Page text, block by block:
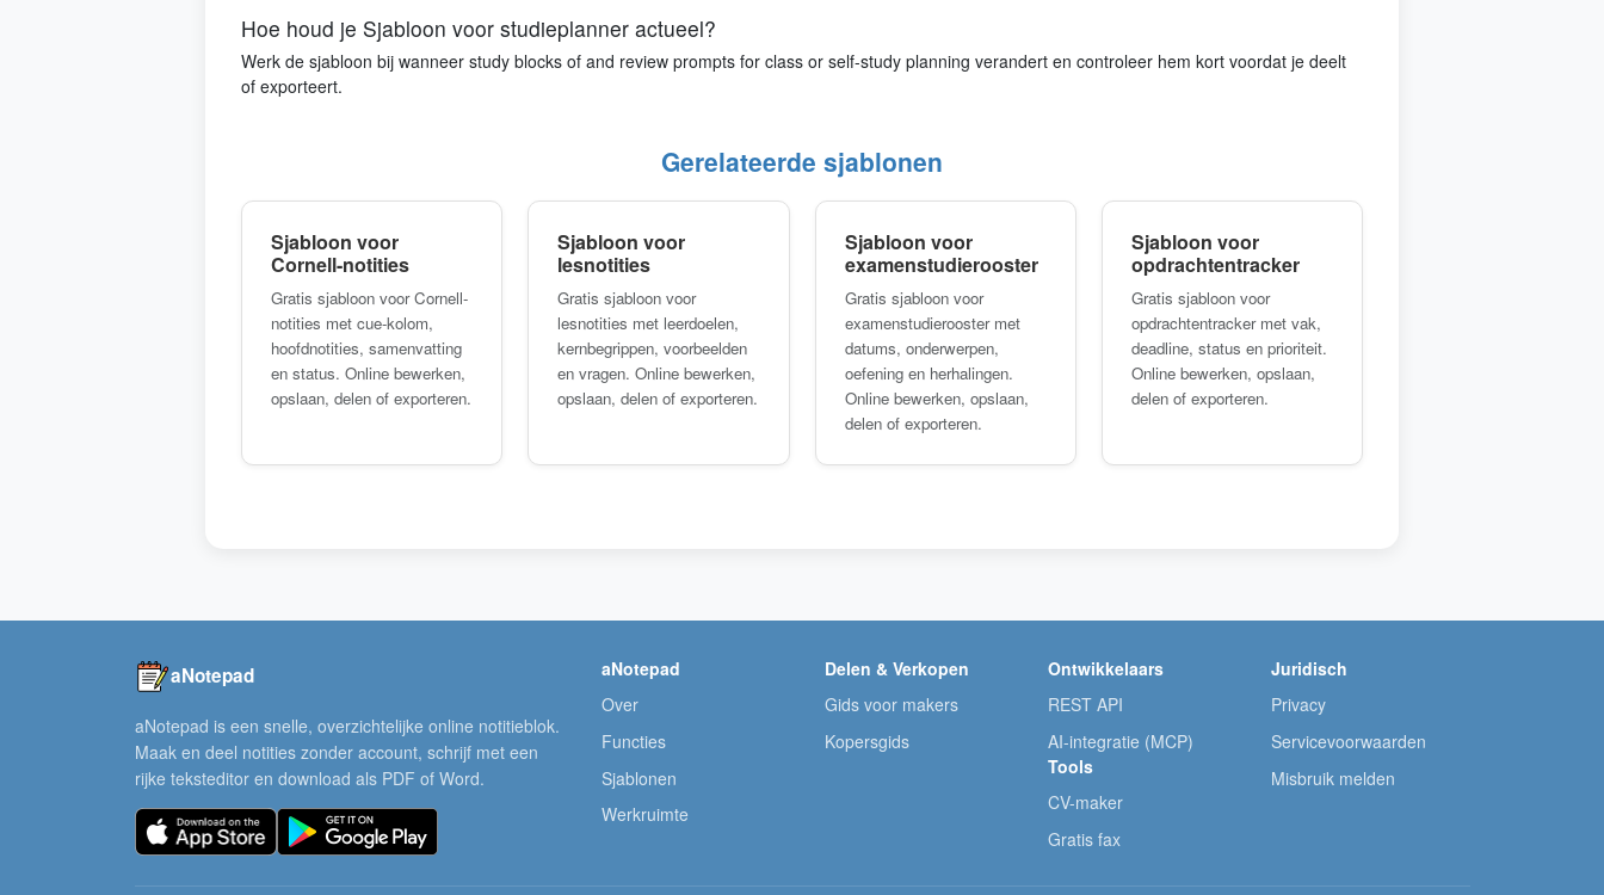
Hoe houd je Sjabloon voor studieplanner actueel?
Werk de sjabloon bij wanneer study blocks of and review prompts for class or self-study planning verandert en controleer hem kort voordat je deelt
of exporteert.
Gerelateerde sjablonen
Sjabloon voor
Cornell-notities
Gratis sjabloon voor Cornell-
notities met cue-kolom,
hoofdnotities, samenvatting
en status. Online bewerken,
opslaan, delen of exporteren.
Sjabloon voor
lesnotities
Gratis sjabloon voor
lesnotities met leerdoelen,
kernbegrippen, voorbeelden
en vragen. Online bewerken,
opslaan, delen of exporteren.
Sjabloon voor
examenstudierooster
Gratis sjabloon voor
examenstudierooster met
datums, onderwerpen,
oefening en herhalingen.
Online bewerken, opslaan,
delen of exporteren.
Sjabloon voor
opdrachtentracker
Gratis sjabloon voor
opdrachtentracker met vak,
deadline, status en prioriteit.
Online bewerken, opslaan,
delen of exporteren.
aNotepad
aNotepad is een snelle, overzichtelijke online notitieblok.
Maak en deel notities zonder account, schrijf met een
rijke teksteditor en download als PDF of Word.
aNotepad
Over
Functies
Sjablonen
Werkruimte
Delen & Verkopen
Gids voor makers
Kopersgids
Ontwikkelaars
REST API
AI-integratie (MCP)
Tools
CV-maker
Gratis fax
Juridisch
Privacy
Servicevoorwaarden
Misbruik melden